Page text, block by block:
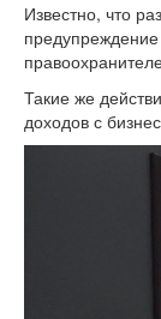
Известно, что
Такие же
доходов с